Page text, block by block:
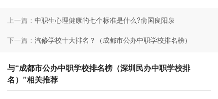
上一篇： 中职生心理健康的七个标准是什么?俞国良阳泉
下一篇： 汽修学校十大排名？（成都市公办中职学校排名榜）
与“成都市公办中职学校排名榜（深圳民办中职学校排
名）”相关推荐